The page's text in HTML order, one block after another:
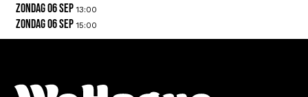
zondag 06 sep 13:00
zondag 06 sep 15:00